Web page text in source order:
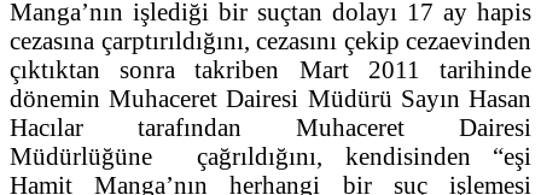
Manga’nın işlediği bir suçtan dolayı 17 ay hapis
cezasına çarptırıldığını, cezasını çekip cezaevinden
çıktıktan sonra takriben Mart 2011 tarihinde
dönemin Muhaceret Dairesi Müdürü Sayın Hasan
Hacılar tarafından Muhaceret Dairesi
Müdürlüğüne çağrıldığını, kendisinden “eşi
Hamit Manga’nın herhangi bir suç işlemesi